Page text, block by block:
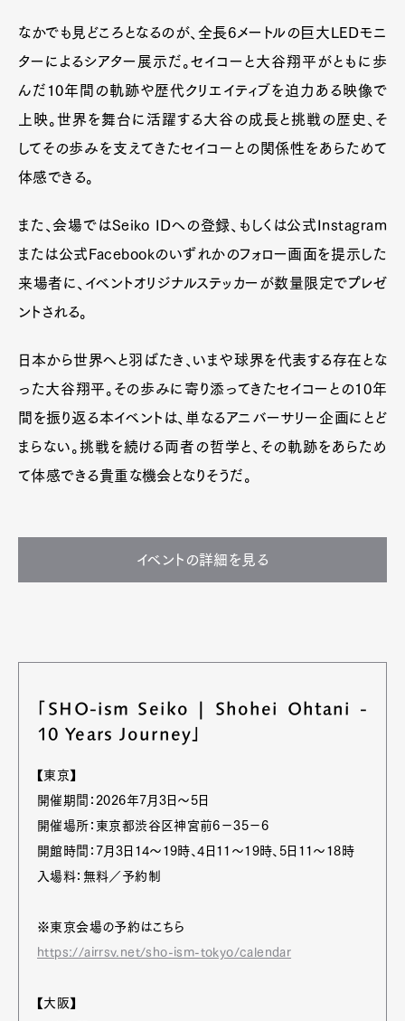
Art&DesignWatchFashion
Cars
ProductCultureLifestyle
Pen Membership
Magazine
Official Columnist
About
なかでも見どころとなるのが、全長6メートルの巨大LEDモニ
ターによるシアター展示だ。セイコーと大谷翔平がともに歩
んだ10年間の軌跡や歴代クリエイティブを迫力ある映像で
上映。世界を舞台に活躍する大谷の成長と挑戦の歴史、そ
してその歩みを支えてきたセイコーとの関係性をあらためて
体感できる。
また、会場ではSeiko IDへの登録、もしくは公式Instagram
または公式Facebookのいずれかのフォロー画面を提示した
来場者に、イベントオリジナルステッカーが数量限定でプレゼ
ントされる。
日本から世界へと羽ばたき、いまや球界を代表する存在とな
った大谷翔平。その歩みに寄り添ってきたセイコーとの10年
間を振り返る本イベントは、単なるアニバーサリー企画にとど
まらない。挑戦を続ける両者の哲学と、その軌跡をあらため
て体感できる貴重な機会となりそうだ。
イベントの詳細を見る
「SHO-ism Seiko | Shohei Ohtani -
10 Years Journey」
【東京】
開催期間：2026年7月3日～5日
開催場所：東京都渋谷区神宮前6−35−6
開館時間：7月3日14〜19時、4日11〜19時、5日11〜18時
入場料：無料／予約制
※東京会場の予約はこちら
https://airrsv.net/sho-ism-tokyo/calendar
【大阪】